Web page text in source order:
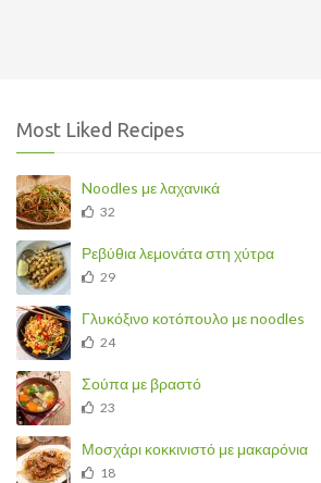
Most Liked Recipes
Noodles με λαχανικά
32
Ρεβύθια λεμονάτα στη χύτρα
29
Γλυκόξινο κοτόπουλο με noodles
24
Σούπα με βραστό
23
Μοσχάρι κοκκινιστό με μακαρόνια
18